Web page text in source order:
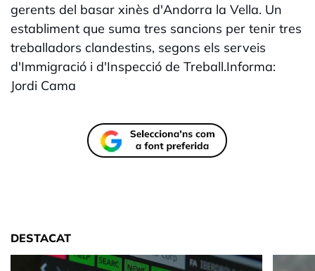
gerents del basar xinès d'Andorra la Vella. Un
establiment que suma tres sancions per tenir tres
treballadors clandestins, segons els serveis
d'Immigració i d'Inspecció de Treball.Informa:
Jordi Cama
DESTACAT